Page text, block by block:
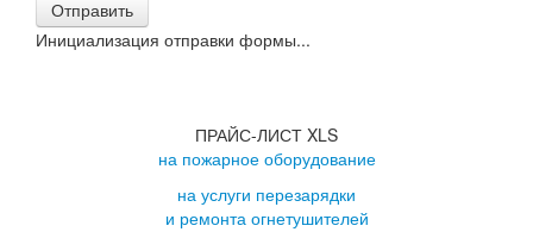
Отправить
Инициализация отправки формы...
ПРАЙС-ЛИСТ XLS
на пожарное оборудование
на услуги перезарядки
и ремонта огнетушителей